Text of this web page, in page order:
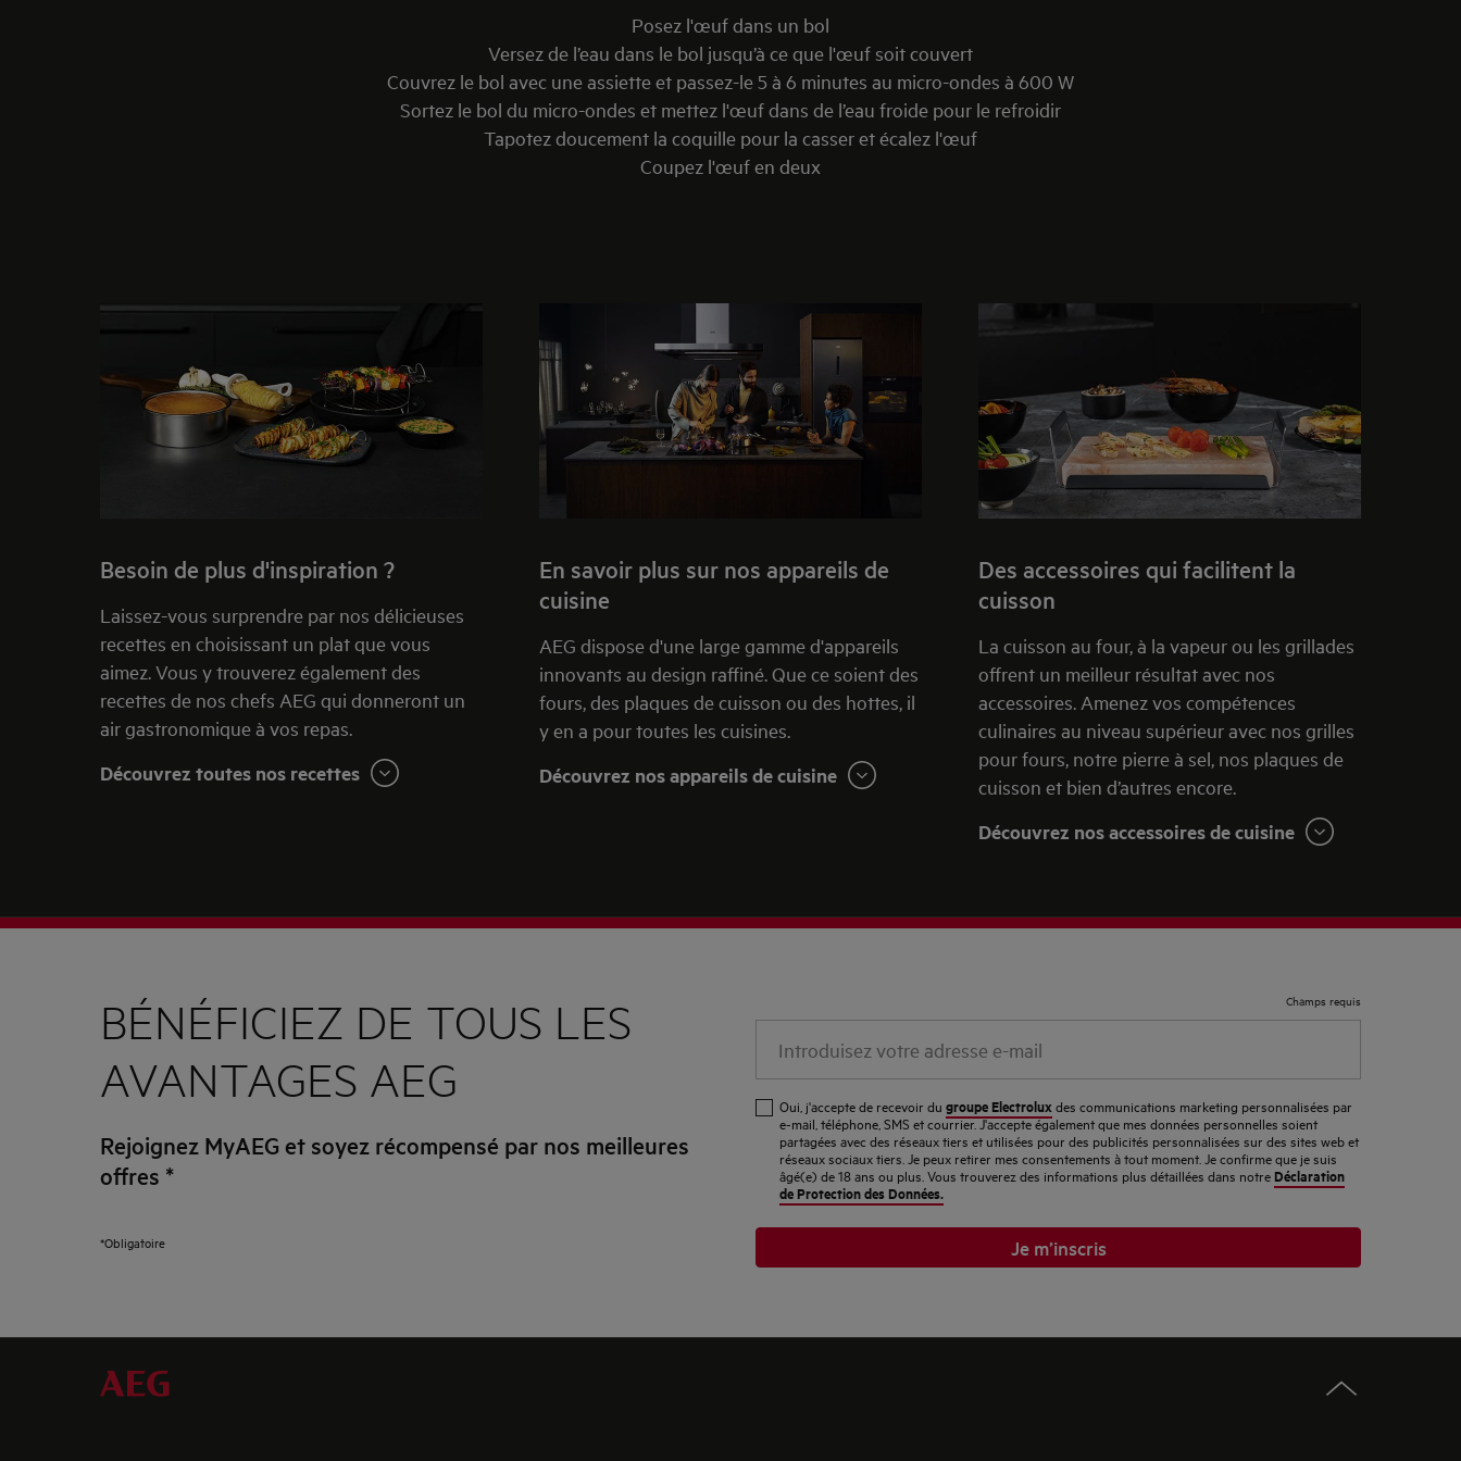
Posez l'œuf dans un bol
Versez de l’eau dans le bol jusqu’à ce que l'œuf soit couvert
Couvrez le bol avec une assiette et passez-le 5 à 6 minutes au micro-ondes à 600 W
Sortez le bol du micro-ondes et mettez l'œuf dans de l’eau froide pour le refroidir
Tapotez doucement la coquille pour la casser et écalez l'œuf
Coupez l'œuf en deux
Besoin de plus d'inspiration ?
Laissez-vous surprendre par nos délicieuses
recettes en choisissant un plat que vous
aimez. Vous y trouverez également des
recettes de nos chefs AEG qui donneront un
air gastronomique à vos repas.
Découvrez toutes nos recettes
En savoir plus sur nos appareils de
cuisine
AEG dispose d'une large gamme d'appareils
innovants au design raffiné. Que ce soient des
fours, des plaques de cuisson ou des hottes, il
y en a pour toutes les cuisines.
Découvrez nos appareils de cuisine
Des accessoires qui facilitent la
cuisson
La cuisson au four, à la vapeur ou les grillades
offrent un meilleur résultat avec nos
accessoires. Amenez vos compétences
culinaires au niveau supérieur avec nos grilles
pour fours, notre pierre à sel, nos plaques de
cuisson et bien d’autres encore.
Découvrez nos accessoires de cuisine
BÉNÉFICIEZ DE TOUS LES
AVANTAGES AEG
Rejoignez MyAEG et soyez récompensé par nos meilleures
offres *
*Obligatoire
Champs requis
votre
e-
mail
Oui, j'accepte de recevoir du groupe Electrolux des communications marketing personnalisées par
e-mail, téléphone, SMS et courrier. J'accepte également que mes données personnelles soient
partagées avec des réseaux tiers et utilisées pour des publicités personnalisées sur des sites web et
réseaux sociaux tiers. Je peux retirer mes consentements à tout moment. Je confirme que je suis
âgé(e) de 18 ans ou plus. Vous trouverez des informations plus détaillées dans notre Déclaration
de Protection des Données.
Je m’inscris